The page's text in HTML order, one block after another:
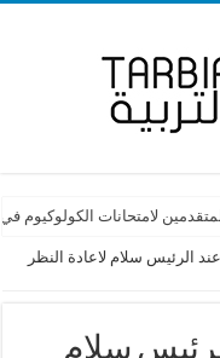
لامتحانات الكولوكيوم
الرئيس سلام لاعادة النظر
سلام